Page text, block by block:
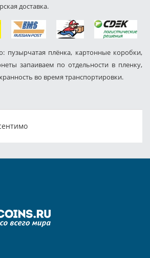
доставка.
пузырчатая плёнка, картонные коробки,
запаиваем по отдельности в пленку,
во время транспортировки.